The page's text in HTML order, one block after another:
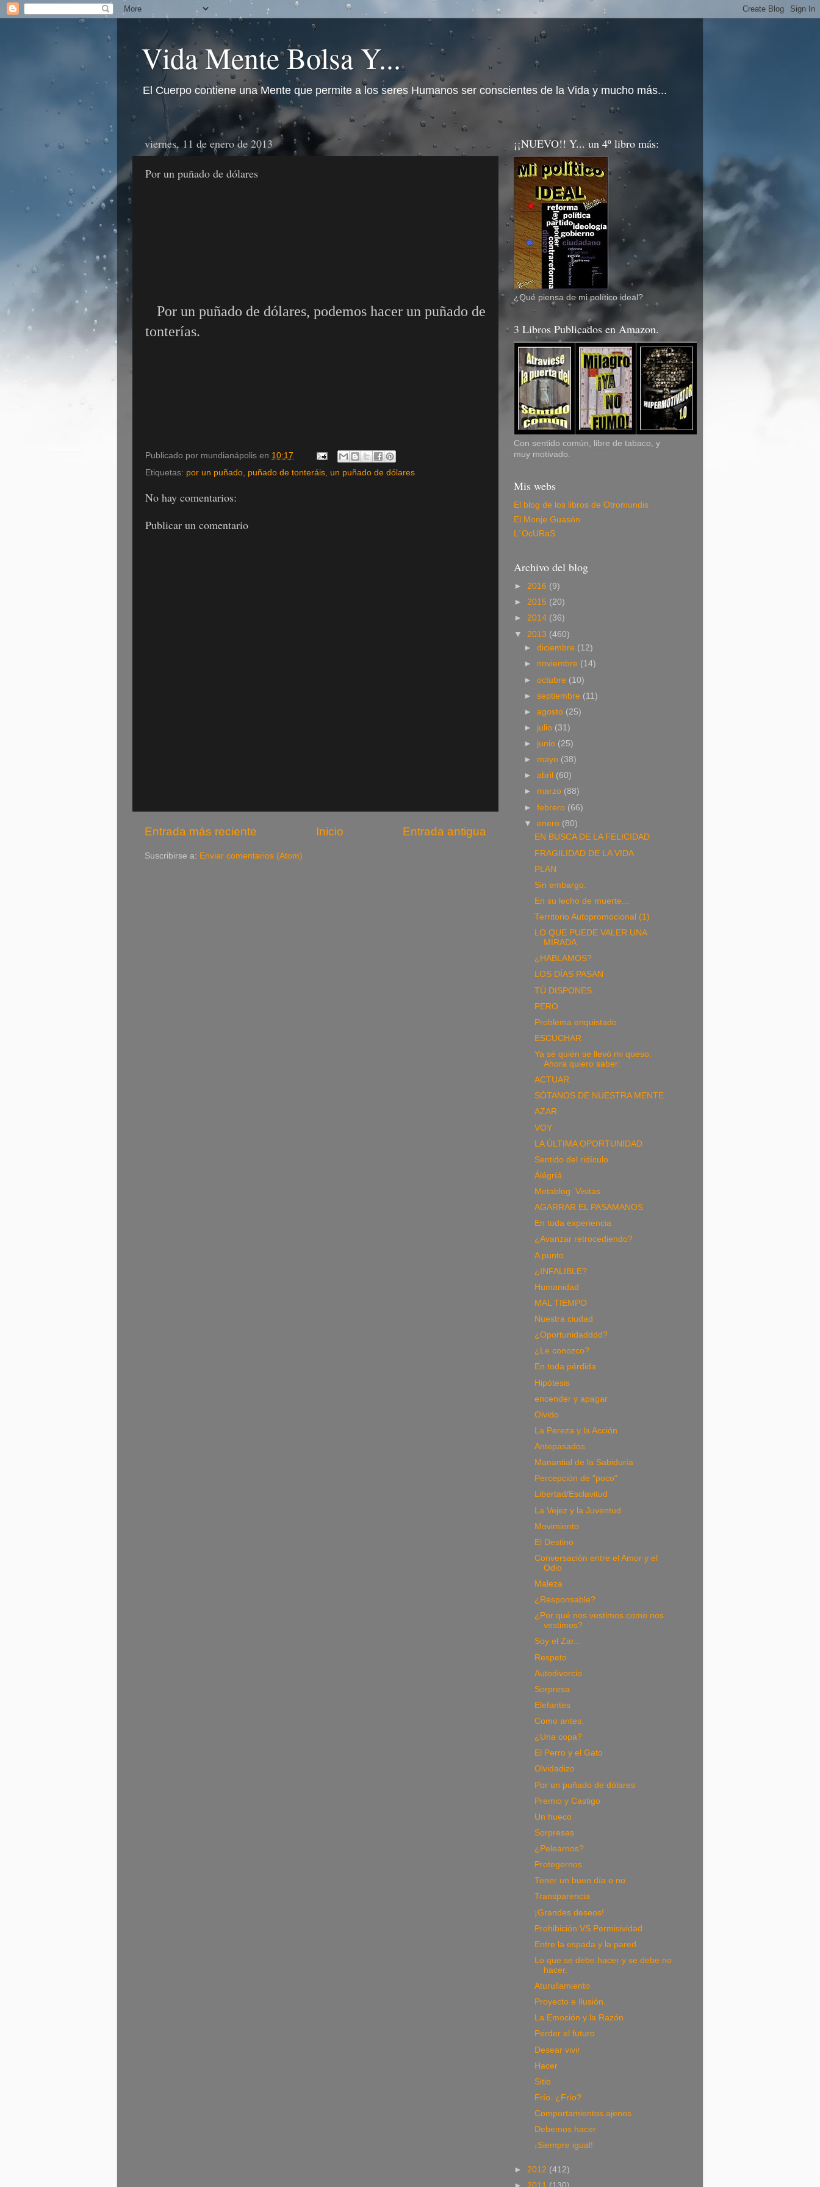
Vida Mente Bolsa Y...
El Cuerpo contiene una Mente que permite a los seres Humanos ser conscientes de la Vida y mucho más...
viernes, 11 de enero de 2013
Por un puñado de dólares
Por un puñado de dólares, podemos hacer un puñado de
tonterías.
Publicado por mundianápolis en 10:17
Etiquetas: por un puñado, puñado de tonteráis, un puñado de dólares
No hay comentarios:
Publicar un comentario
Entrada más reciente Entrada antigua
Inicio
Suscribirse a: Enviar comentarios (Atom)
¡¡NUEVO!! Y... un 4º libro más:
¿Qué piensa de mi político ideal?
3 Libros Publicados en Amazon.
Con sentido común, libre de tabaco, y
muy motivado.
Mis webs
El blog de los libros de Otromundis
El Monje Guasón
L´OcURaS
Archivo del blog
► 2016 (9)
► 2015 (20)
► 2014 (36)
▼ 2013 (460)
►diciembre (12)
► noviembre (14)
►octubre (10)
►septiembre (11)
►agosto (25)
► julio (31)
► junio (25)
► mayo (38)
►abril (60)
► marzo (88)
►febrero (66)
▼enero (80)
EN BUSCA DE LA FELICIDAD
FRAGILIDAD DE LA VIDA
PLAN
Sin embargo.
En su lecho de muerte...
Territorio Autopromocional (1)
LO QUE PUEDE VALER UNA
MIRADA
¿HABLAMOS?
LOS DÍAS PASAN
TÚ DISPONES.
PERO
Problema enquistado
ESCUCHAR
Ya sé quién se llevó mi queso.
Ahora quiero saber:
ACTUAR
SÓTANOS DE NUESTRA MENTE
AZAR
VOY
LA ÚLTIMA OPORTUNIDAD
Sentido del ridículo
Álégríá
Metablog: Visitas
AGARRAR EL PASAMANOS
En toda experiencia
¿Avanzar retrocediendo?
A punto
¿INFALIBLE?
Humanidad
MAL TIEMPO
Nuestra ciudad
¿Oportunidadddd?
¿Le conozco?
En toda pérdida
Hipótesis
encender y apagar
Olvido
La Pereza y la Acción
Antepasados
Manantial de la Sabiduría
Percepción de "poco"
Libertad/Esclavitud
La Vejez y la Juventud
Movimiento
El Destino
Conversación entre el Amor y el
Odio
Maleza
¿Responsable?
¿Por qué nos vestimos como nos
vestimos?
Soy el Zar...
Respeto
Autodivorcio
Sorpresa
Elefantes
Como antes.
¿Una copa?
El Perro y el Gato
Olvidadizo
Por un puñado de dólares
Premio y Castigo
Un hueco
Sorpresas
¿Pelearnos?
Protegernos
Tener un buen día o no
Transparencia
¡Grandes deseos!
Prohibición VS Permisividad
Entre la espada y la pared
Lo que se debe hacer y se debe no
hacer.
Aturullamiento
Proyecto e Ilusión.
La Emoción y la Razón
Perder el futuro
Desear vivir
Hacer
Sitio
Frío. ¿Frío?
Comportamientos ajenos
Debemos hacer
¡Siempre igual!
► 2012 (412)